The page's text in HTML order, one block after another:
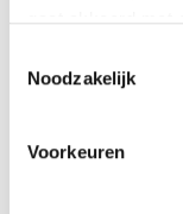
gaat akkoord met
Noodzakelijk
Voorkeuren
Yuki,AFASen